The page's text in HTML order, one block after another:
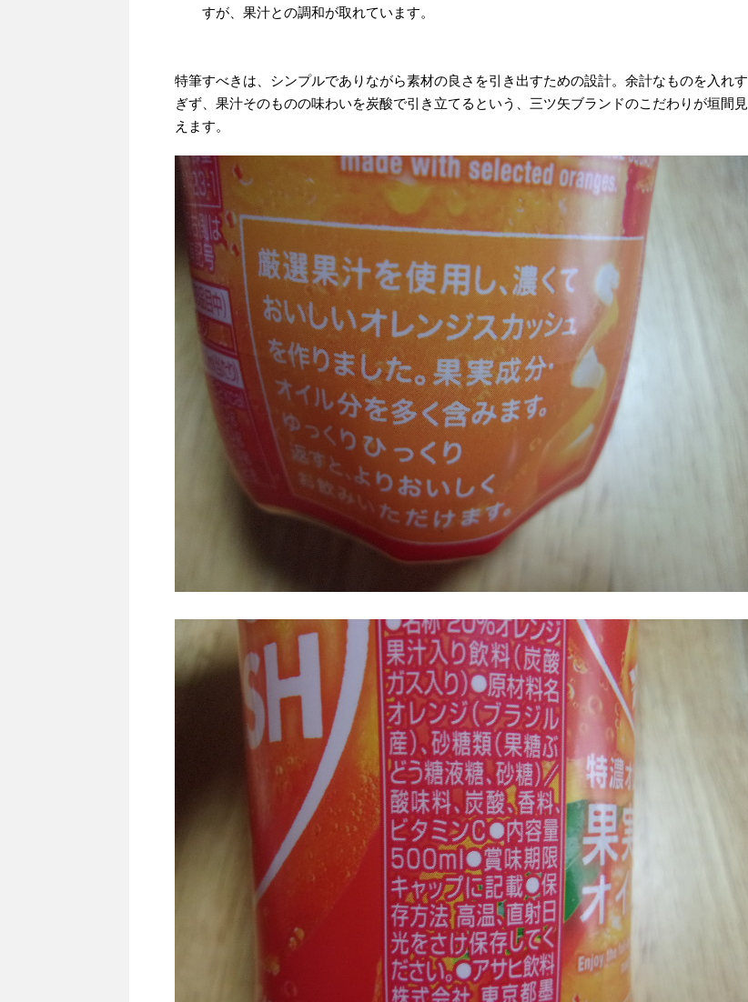
すが、果汁との調和が取れています。
特筆すべきは、シンプルでありながら素材の良さを引き出すための設計。余計なものを入れす
ぎず、果汁そのものの味わいを炭酸で引き立てるという、三ツ矢ブランドのこだわりが垣間見
えます。